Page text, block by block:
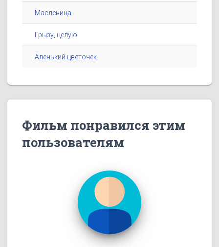
Масленица
Грызу, целую!
Аленький цветочек
Фильм понравился этим
пользователям